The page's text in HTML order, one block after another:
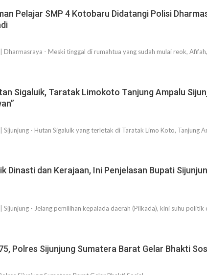
Pelajar SMP 4 Kotobaru Didatangi Polisi
| Dharmasraya - Meski tinggal di rumahtua yang sudah mulai reok,
Sigaluik, Taratak Limokoto Tanjung Ampalu
| Sijunjung - Hutan Sigaluik yang terletak di Taratak Limo Koto, Tanjung
Dinasti dan Kerajaan, Ini Penjelasan Bupati
| Sijunjung - Jelang pemilihan kepalada daerah (Pilkada), kini suhu politik
Polres Sijunjung Sumatera Barat Gelar Bhakti